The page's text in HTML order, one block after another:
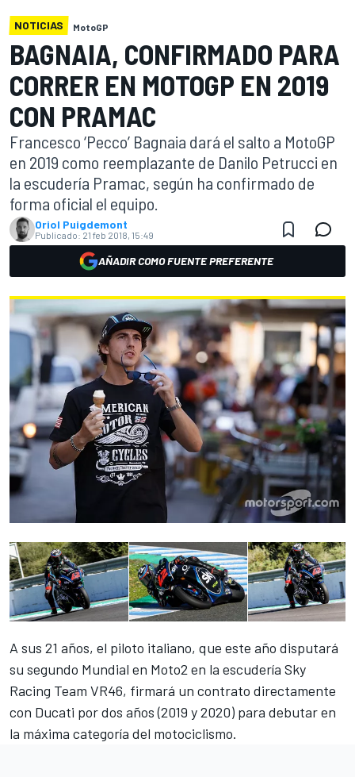
NOTICIAS MotoGP
BAGNAIA, CONFIRMADO PARA
CORRER EN MOTOGP EN 2019
CON PRAMAC
Francesco ‘Pecco’ Bagnaia dará el salto a MotoGP
en 2019 como reemplazante de Danilo Petrucci en
la escudería Pramac, según ha confirmado de
forma oficial el equipo.
Oriol Puigdemont
Publicado: 21 feb 2018, 15:49
AÑADIR COMO FUENTE PREFERENTE
A sus 21 años, el piloto italiano, que este año disputará
su segundo Mundial en Moto2 en la escudería Sky
Racing Team VR46, firmará un contrato directamente
con Ducati por dos años (2019 y 2020) para debutar en
la máxima categoría del motociclismo.